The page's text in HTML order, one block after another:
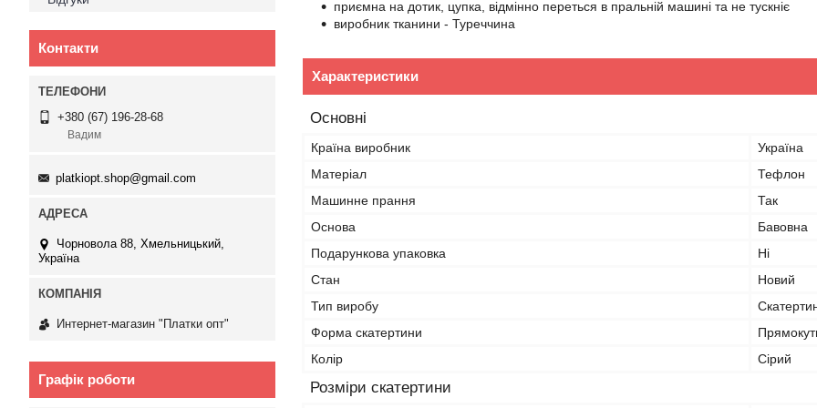
приємна на дотик, цупка, відмінно переться в пральній машині та не тускніє
виробник тканини - Туреччина
Характеристики
Основні
Країна виробник
Україна
Матеріал
Тефлон
Машинне прання
Так
Основа
Бавовна
Подарункова упаковка
Ні
Стан
Новий
Тип виробу
Форма скатертини
Колір
Сірий
Розміри скатертини
Контакти
+380 (67) 196-28-68
Вадим
platkiopt.shop@gmail.com
Чорновола 88, Хмельницький,
Україна
Интернет-магазин "Платки опт"
Графік роботи